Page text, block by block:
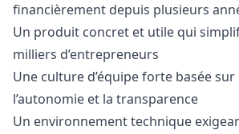
financièrement depuis plusieurs
Un produit concret et utile qui
milliers d’entrepreneurs
Une culture d’équipe forte basée sur
l’autonomie et la transparence
Un environnement technique